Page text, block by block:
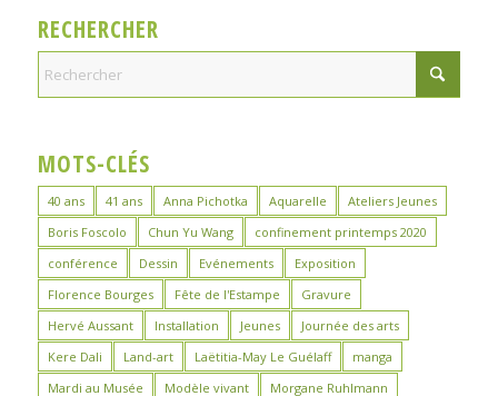
RECHERCHER
MOTS-CLÉS
40 ans 41 ans Anna Pichotka Aquarelle
Ateliers Jeunes
Boris Foscolo
Chun Yu Wang
confinement printemps 2020
conférence
Dessin Evénements
Exposition
Florence Bourges
Fête de l'Estampe
Gravure
Hervé Aussant
Installation Jeunes
Journée des arts
Kere Dali
Land-art Laëtitia-May Le Guélaff
manga
Mardi au Musée
Modèle vivant
Morgane Ruhlmann